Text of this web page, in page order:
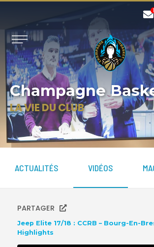
Champagne
LA VIE DU CLUB
ACTUALITÉS VIDÉOS
Jeep Elite 17/18 : CCRB – Bourg-En-
Highlights
PARTAGER